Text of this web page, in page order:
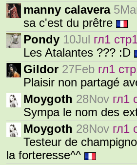
manny calavera
sa c'est du prêtre
Pondy 10Jul гл1
Les Atalantes ??? :D
Gildor 27Feb гл1
Plaisir non partagé
Moygoth 28Nov гл1
Sympa le nom des
Moygoth 28Nov гл1
Testeur de
la forteresse^^